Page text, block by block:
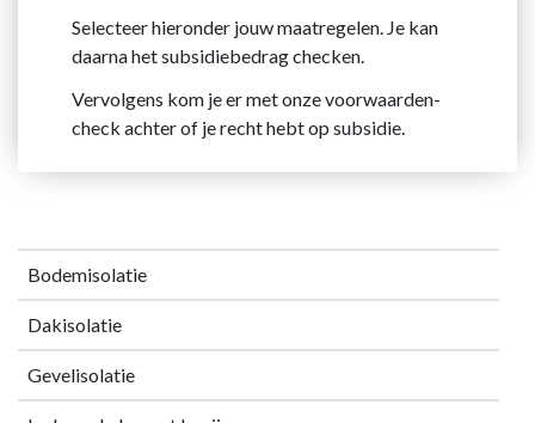
Selecteer hieronder jouw maatregelen. Je kan
daarna het subsidiebedrag checken.
Vervolgens kom je er met onze voorwaarden-
check achter of je recht hebt op subsidie.
Bodemisolatie
Dakisolatie
Gevelisolatie